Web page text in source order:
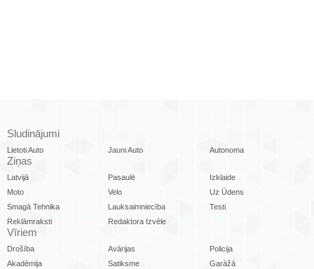
Sludinājumi
Lietoti Auto Jauni Auto Autonoma
Ziņas
Latvijā Pasaulē
Izklaide
Moto
Velo
Uz Ūdens
Smagā Tehnika
Lauksaimniecība
Testi
Reklāmraksti
Redaktora Izvēle
Vīriem
Drošība Avārijas
Policija
Akadēmija
Satiksme
Garāžā